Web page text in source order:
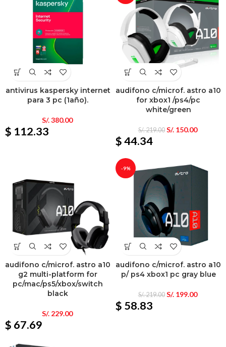
antivirus kaspersky internet
para 3 pc (1año).
S/.380.00
$ 112.33
audifono c/microf. astro a10
for xbox1 /ps4/pc
white/green
S/.219.00 S/.150.00
$ 44.34
audifono c/microf. astro a10
g2 multi-platform for
pc/mac/ps5/xbox/switch
black
S/.229.00
$ 67.69
-9%
audifono c/microf. astro a10
p/ ps4 xbox1 pc gray blue
S/.219.00 S/.199.00
$ 58.83